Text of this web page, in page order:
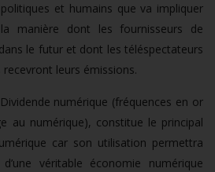
et humains que va impliquer
manière dont les fournisseurs de
le futur et dont les téléspectateurs
leurs émissions.
numérique (fréquences en or
au numérique), constitue le principal
car son utilisation permettra
d’une véritable économie numérique